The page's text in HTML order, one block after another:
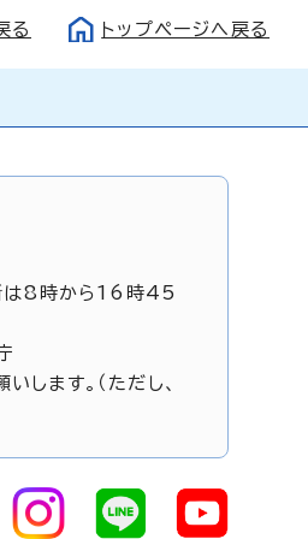
る トップページへ戻る
は8時から16時45
ます。（ただし、